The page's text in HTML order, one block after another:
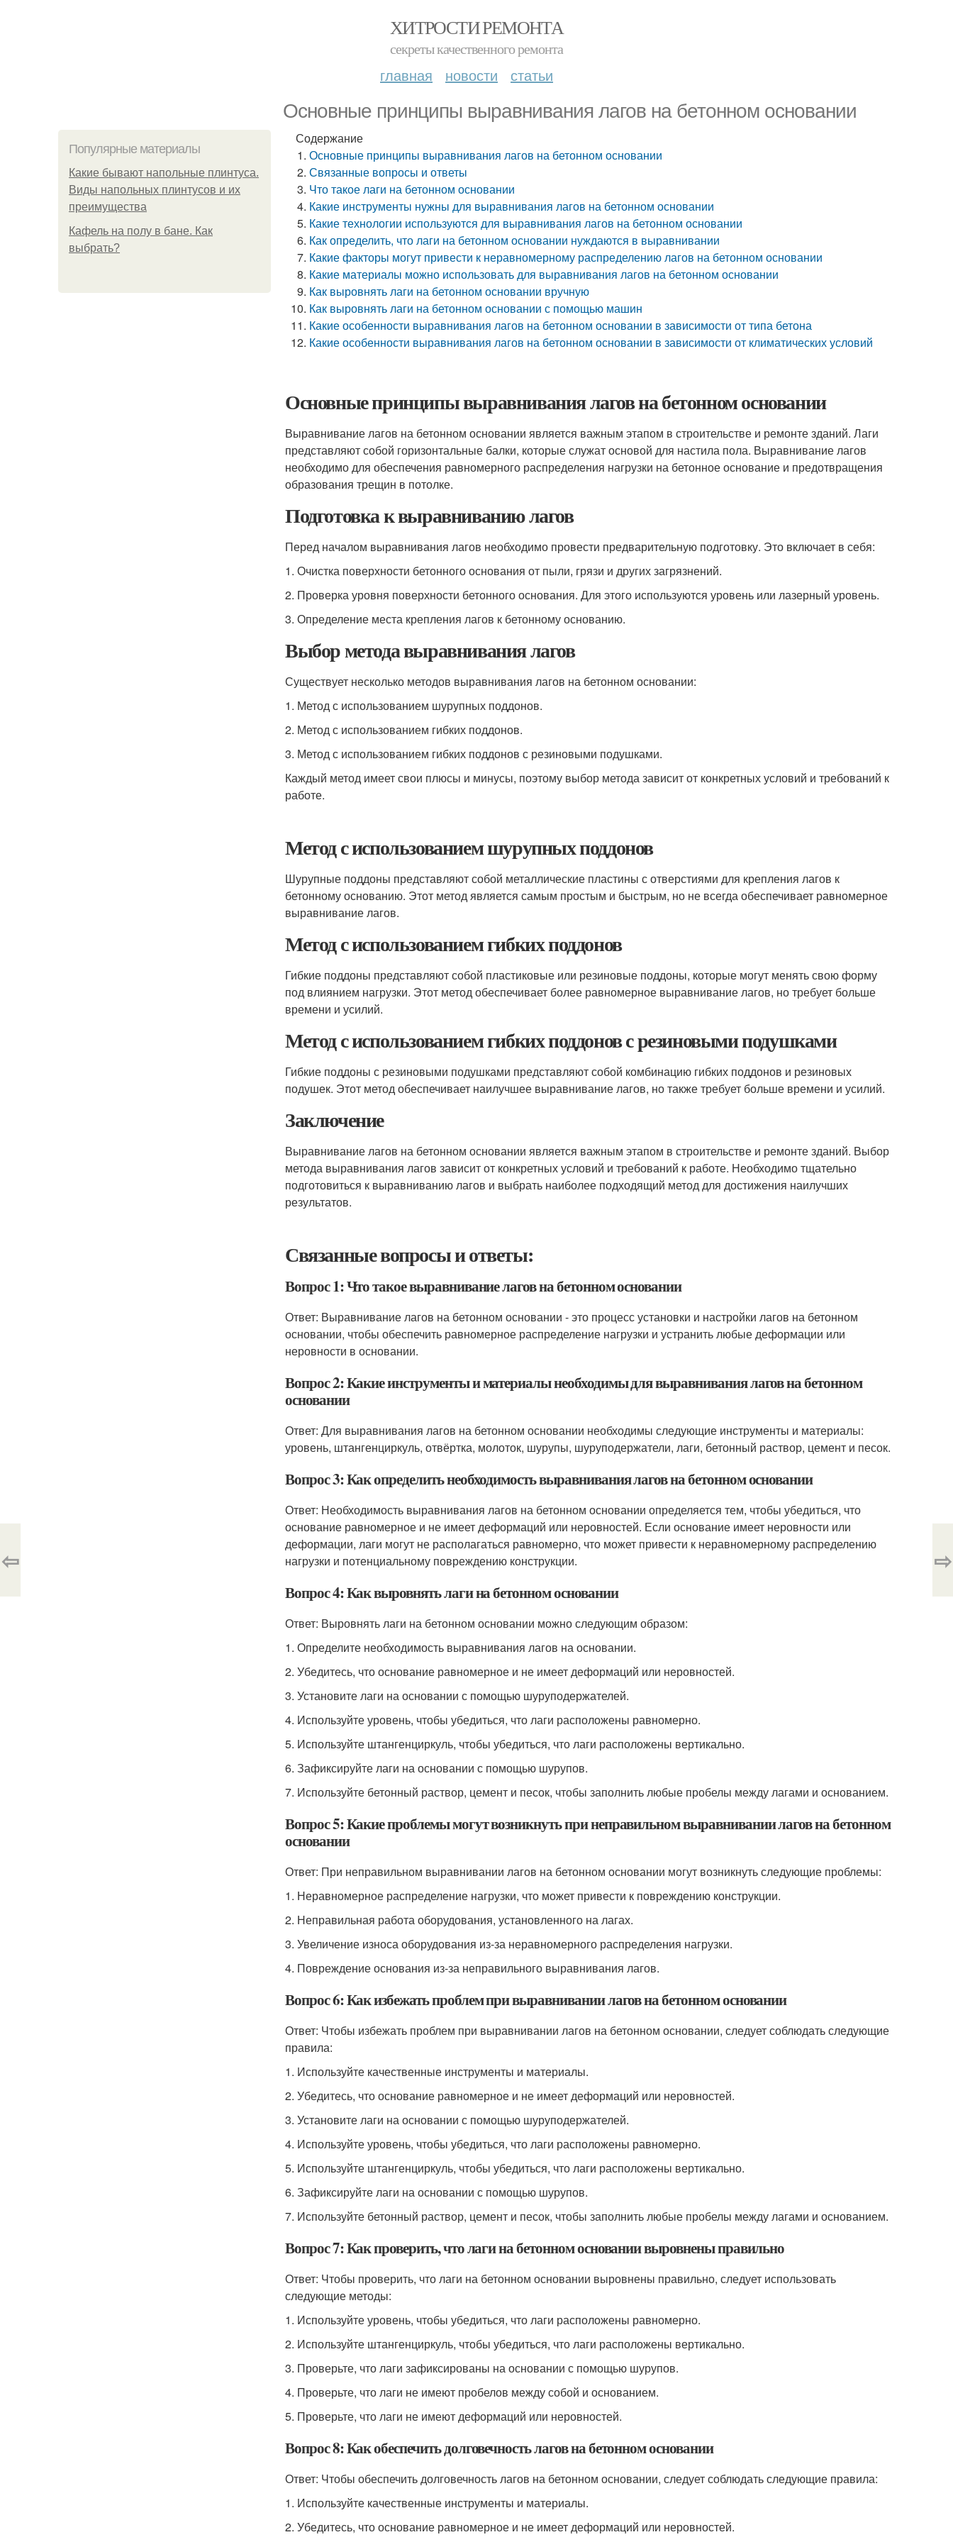
ХИТРОСТИ РЕМОНТА
секреты качественного ремонта
главная новости статьи
Основные принципы выравнивания лагов на бетонном основании
Популярные материалы
Какие бывают напольные плинтуса.
Виды напольных плинтусов и их
преимущества
Кафель на полу в бане. Как
выбрать?
Содержание
Основные принципы выравнивания лагов на бетонном основании
Связанные вопросы и ответы
Что такое лаги на бетонном основании
Какие инструменты нужны для выравнивания лагов на бетонном основании
Какие технологии используются для выравнивания лагов на бетонном основании
Как определить, что лаги на бетонном основании нуждаются в выравнивании
Какие факторы могут привести к неравномерному распределению лагов на бетонном основании
Какие материалы можно использовать для выравнивания лагов на бетонном основании
Как выровнять лаги на бетонном основании вручную
Как выровнять лаги на бетонном основании с помощью машин
Какие особенности выравнивания лагов на бетонном основании в зависимости от типа бетона
Какие особенности выравнивания лагов на бетонном основании в зависимости от климатических условий
Основные принципы выравнивания лагов на бетонном основании
Выравнивание лагов на бетонном основании является важным этапом в строительстве и ремонте зданий. Лаги
представляют собой горизонтальные балки, которые служат основой для настила пола. Выравнивание лагов
необходимо для обеспечения равномерного распределения нагрузки на бетонное основание и предотвращения
образования трещин в потолке.
Подготовка к выравниванию лагов
Перед началом выравнивания лагов необходимо провести предварительную подготовку. Это включает в себя:
1. Очистка поверхности бетонного основания от пыли, грязи и других загрязнений.
2. Проверка уровня поверхности бетонного основания. Для этого используются уровень или лазерный уровень.
3. Определение места крепления лагов к бетонному основанию.
Выбор метода выравнивания лагов
Существует несколько методов выравнивания лагов на бетонном основании:
1. Метод с использованием шурупных поддонов.
2. Метод с использованием гибких поддонов.
3. Метод с использованием гибких поддонов с резиновыми подушками.
Каждый метод имеет свои плюсы и минусы, поэтому выбор метода зависит от конкретных условий и требований к
работе.
Метод с использованием шурупных поддонов
Шурупные поддоны представляют собой металлические пластины с отверстиями для крепления лагов к
бетонному основанию. Этот метод является самым простым и быстрым, но не всегда обеспечивает равномерное
выравнивание лагов.
Метод с использованием гибких поддонов
Гибкие поддоны представляют собой пластиковые или резиновые поддоны, которые могут менять свою форму
под влиянием нагрузки. Этот метод обеспечивает более равномерное выравнивание лагов, но требует больше
времени и усилий.
Метод с использованием гибких поддонов с резиновыми подушками
Гибкие поддоны с резиновыми подушками представляют собой комбинацию гибких поддонов и резиновых
подушек. Этот метод обеспечивает наилучшее выравнивание лагов, но также требует больше времени и усилий.
Заключение
Выравнивание лагов на бетонном основании является важным этапом в строительстве и ремонте зданий. Выбор
метода выравнивания лагов зависит от конкретных условий и требований к работе. Необходимо тщательно
подготовиться к выравниванию лагов и выбрать наиболее подходящий метод для достижения наилучших
результатов.
Связанные вопросы и ответы:
Вопрос 1: Что такое выравнивание лагов на бетонном основании
Ответ: Выравнивание лагов на бетонном основании - это процесс установки и настройки лагов на бетонном
основании, чтобы обеспечить равномерное распределение нагрузки и устранить любые деформации или
неровности в основании.
Вопрос 2: Какие инструменты и материалы необходимы для выравнивания лагов на бетонном
основании
Ответ: Для выравнивания лагов на бетонном основании необходимы следующие инструменты и материалы:
уровень, штангенциркуль, отвёртка, молоток, шурупы, шуруподержатели, лаги, бетонный раствор, цемент и песок.
Вопрос 3: Как определить необходимость выравнивания лагов на бетонном основании
Ответ: Необходимость выравнивания лагов на бетонном основании определяется тем, чтобы убедиться, что
основание равномерное и не имеет деформаций или неровностей. Если основание имеет неровности или
деформации, лаги могут не располагаться равномерно, что может привести к неравномерному распределению
нагрузки и потенциальному повреждению конструкции.
Вопрос 4: Как выровнять лаги на бетонном основании
Ответ: Выровнять лаги на бетонном основании можно следующим образом:
1. Определите необходимость выравнивания лагов на основании.
2. Убедитесь, что основание равномерное и не имеет деформаций или неровностей.
3. Установите лаги на основании с помощью шуруподержателей.
4. Используйте уровень, чтобы убедиться, что лаги расположены равномерно.
5. Используйте штангенциркуль, чтобы убедиться, что лаги расположены вертикально.
6. Зафиксируйте лаги на основании с помощью шурупов.
7. Используйте бетонный раствор, цемент и песок, чтобы заполнить любые пробелы между лагами и основанием.
Вопрос 5: Какие проблемы могут возникнуть при неправильном выравнивании лагов на бетонном
основании
Ответ: При неправильном выравнивании лагов на бетонном основании могут возникнуть следующие проблемы:
1. Неравномерное распределение нагрузки, что может привести к повреждению конструкции.
2. Неправильная работа оборудования, установленного на лагах.
3. Увеличение износа оборудования из-за неравномерного распределения нагрузки.
4. Повреждение основания из-за неправильного выравнивания лагов.
Вопрос 6: Как избежать проблем при выравнивании лагов на бетонном основании
Ответ: Чтобы избежать проблем при выравнивании лагов на бетонном основании, следует соблюдать следующие
правила:
1. Используйте качественные инструменты и материалы.
2. Убедитесь, что основание равномерное и не имеет деформаций или неровностей.
3. Установите лаги на основании с помощью шуруподержателей.
4. Используйте уровень, чтобы убедиться, что лаги расположены равномерно.
5. Используйте штангенциркуль, чтобы убедиться, что лаги расположены вертикально.
6. Зафиксируйте лаги на основании с помощью шурупов.
7. Используйте бетонный раствор, цемент и песок, чтобы заполнить любые пробелы между лагами и основанием.
Вопрос 7: Как проверить, что лаги на бетонном основании выровнены правильно
Ответ: Чтобы проверить, что лаги на бетонном основании выровнены правильно, следует использовать
следующие методы:
1. Используйте уровень, чтобы убедиться, что лаги расположены равномерно.
2. Используйте штангенциркуль, чтобы убедиться, что лаги расположены вертикально.
3. Проверьте, что лаги зафиксированы на основании с помощью шурупов.
4. Проверьте, что лаги не имеют пробелов между собой и основанием.
5. Проверьте, что лаги не имеют деформаций или неровностей.
Вопрос 8: Как обеспечить долговечность лагов на бетонном основании
Ответ: Чтобы обеспечить долговечность лагов на бетонном основании, следует соблюдать следующие правила:
1. Используйте качественные инструменты и материалы.
2. Убедитесь, что основание равномерное и не имеет деформаций или неровностей.
⇦ ⇨